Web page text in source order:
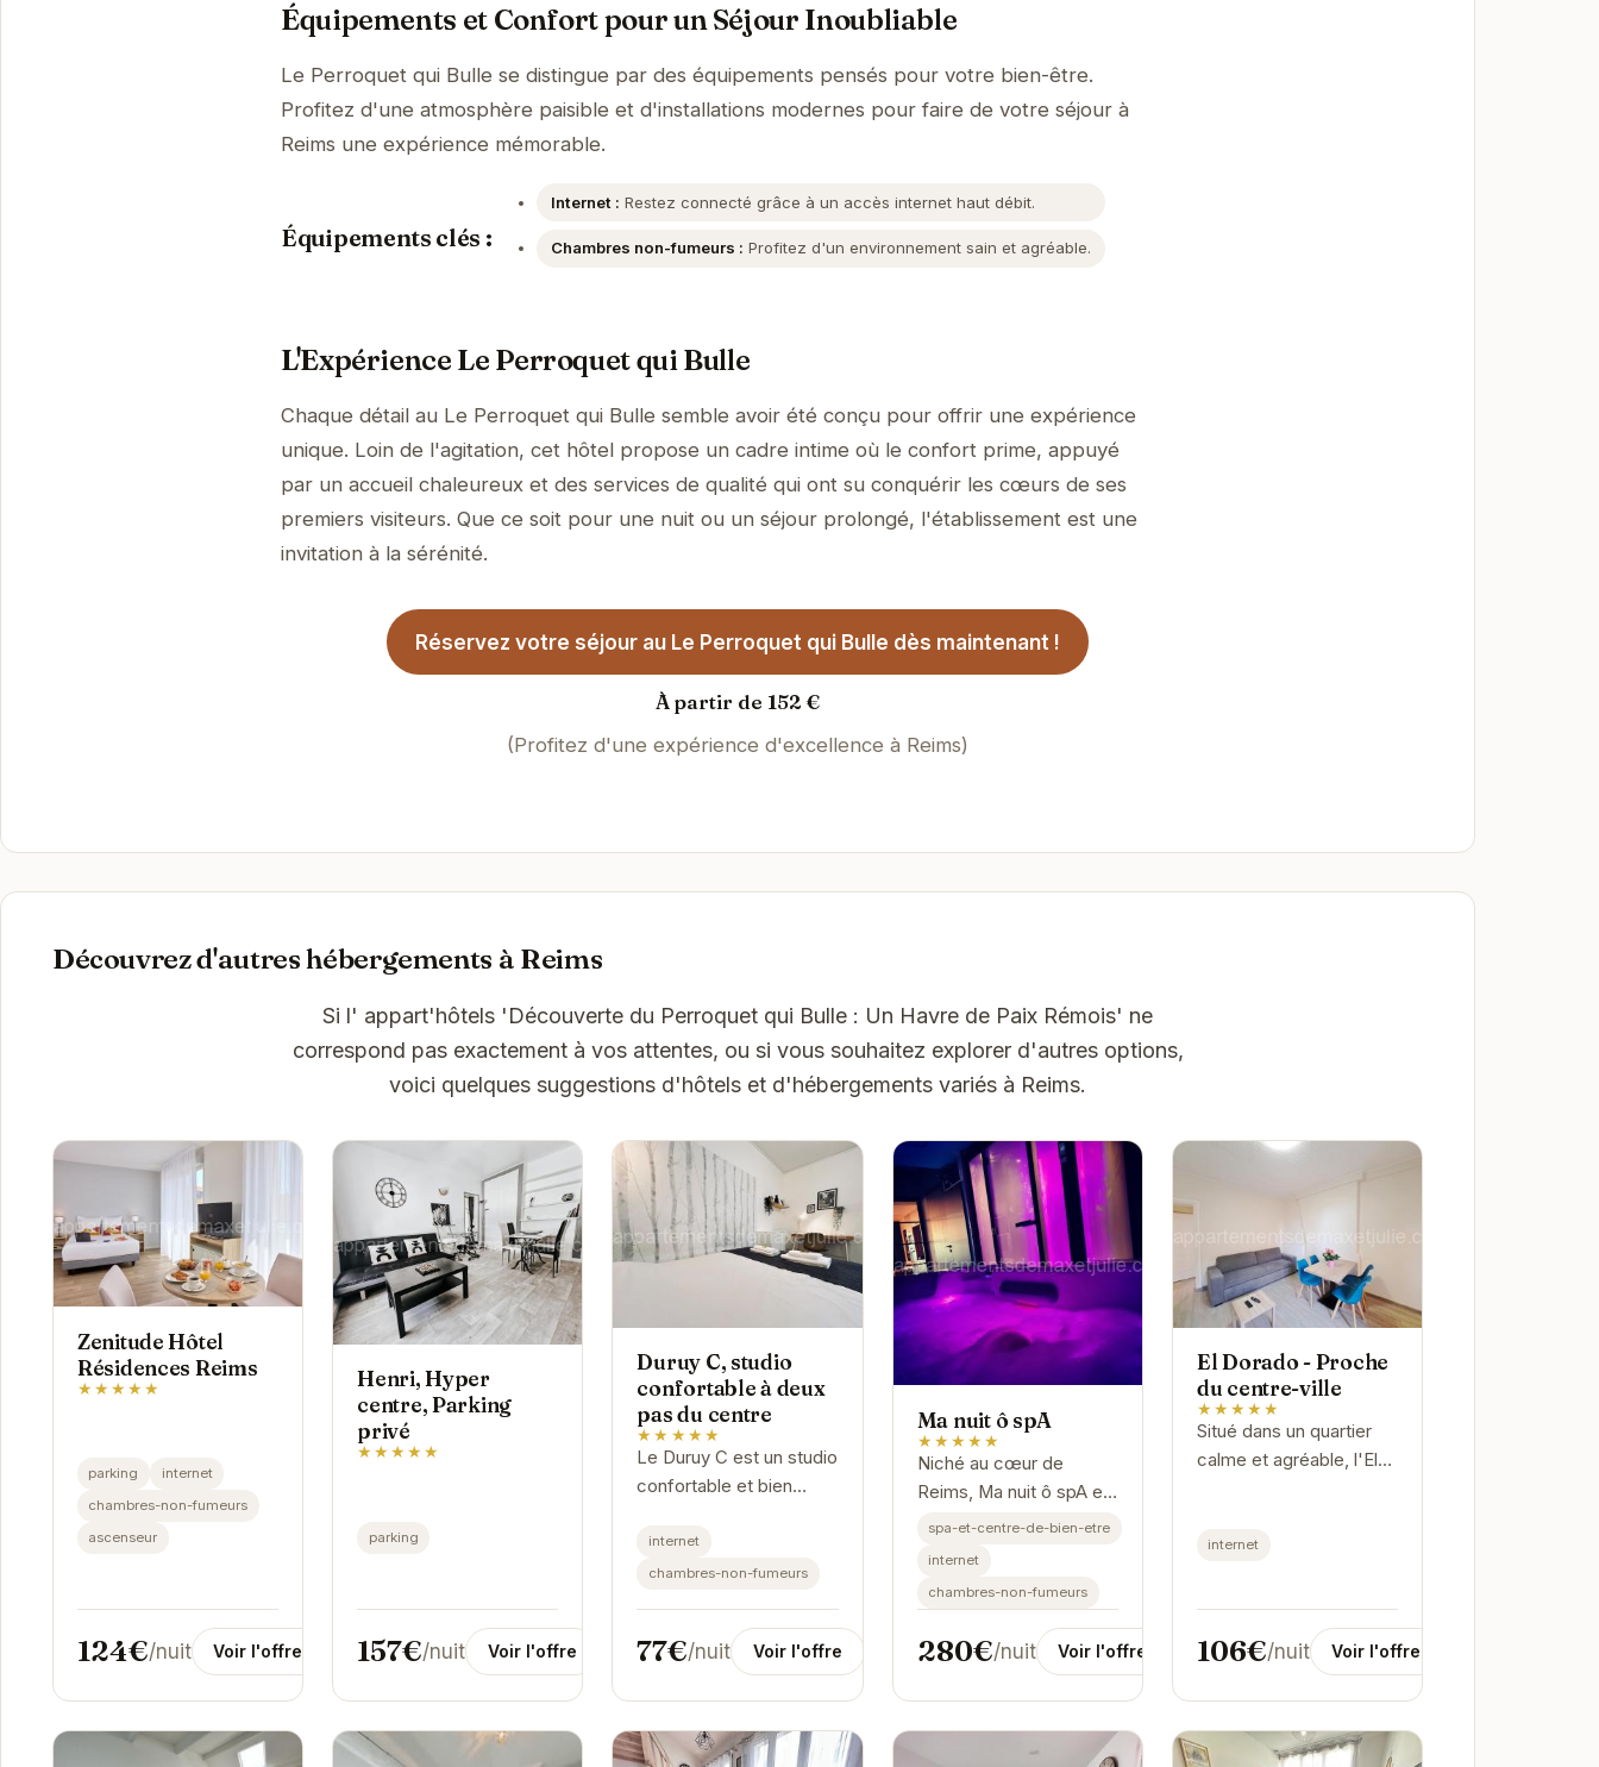
Équipements et Confort pour un Séjour Inoubliable
Le Perroquet qui Bulle se distingue par des équipements pensés pour votre bien-être.
Profitez d'une atmosphère paisible et d'installations modernes pour faire de votre séjour à
Reims une expérience mémorable.
Équipements clés :
Internet : Restez connecté grâce à un accès internet haut débit.
Chambres non-fumeurs : Profitez d'un environnement sain et agréable.
L'Expérience Le Perroquet qui Bulle
Chaque détail au Le Perroquet qui Bulle semble avoir été conçu pour offrir une expérience
unique. Loin de l'agitation, cet hôtel propose un cadre intime où le confort prime, appuyé
par un accueil chaleureux et des services de qualité qui ont su conquérir les cœurs de ses
premiers visiteurs. Que ce soit pour une nuit ou un séjour prolongé, l'établissement est une
invitation à la sérénité.
Réservez votre séjour au Le Perroquet qui Bulle dès maintenant !
À partir de 152 €
(Profitez d'une expérience d'excellence à Reims)
Découvrez d'autres hébergements à Reims
Si l' appart'hôtels 'Découverte du Perroquet qui Bulle : Un Havre de Paix Rémois' ne
correspond pas exactement à vos attentes, ou si vous souhaitez explorer d'autres options,
voici quelques suggestions d'hôtels et d'hébergements variés à Reims.
Zenitude Hôtel
Résidences Reims
★★★★★
parking
internet
chambres-non-fumeurs
ascenseur
124€/nuit Voir l'offre
Henri, Hyper
centre, Parking
privé
★★★★★
parking
157€/nuit Voir l'offre
Duruy C, studio
confortable à deux
pas du centre
★★★★★
Le Duruy C est un studio
confortable et bien
à proximité du centre de
Reims. Il offre un
internet
chambres-non-fumeurs
77€/nuit Voir l'offre
Ma nuit ô spA
★★★★★
Niché au cœur de
Reims, Ma nuit ô spA est
une invitation à la
et ses équipements
haut de gamme...
spa-et-centre-de-bien-etre
internet
chambres-non-fumeurs
280€/nuit Voir l'offre
El Dorado - Proche
du centre-ville
★★★★★
Situé dans un quartier
calme et agréable, l'El
confortable et
internet
106€/nuit Voir l'offre